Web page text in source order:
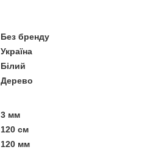
Без бренду
Україна
Білий
Дерево
3 мм
120 см
120 мм